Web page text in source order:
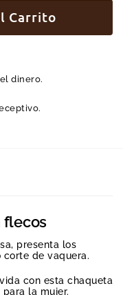
Carrito
dinero.
flecos
presenta los
de vaquera.
con esta chaqueta
la mujer.